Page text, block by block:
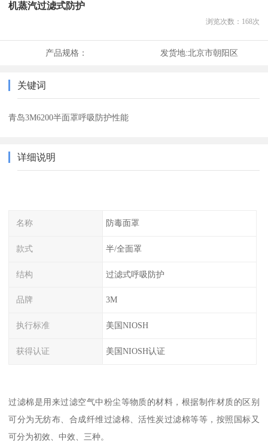
机蒸汽过滤式防护
浏览次数： 168次
产品规格： 发货地:北京市朝阳区
关键词
青岛3M6200半面罩呼吸防护性能
详细说明
名称 防毒面罩
款式 半/全面罩
结构 过滤式呼吸防护
品牌 3M
执行标准 美国NIOSH
获得认证 美国NIOSH认证
过滤棉是用来过滤空气中粉尘等物质的材料，根据制作材质的区别
可分为无纺布、合成纤维过滤棉、活性炭过滤棉等等，按照国标又
可分为初效、中效、三种。